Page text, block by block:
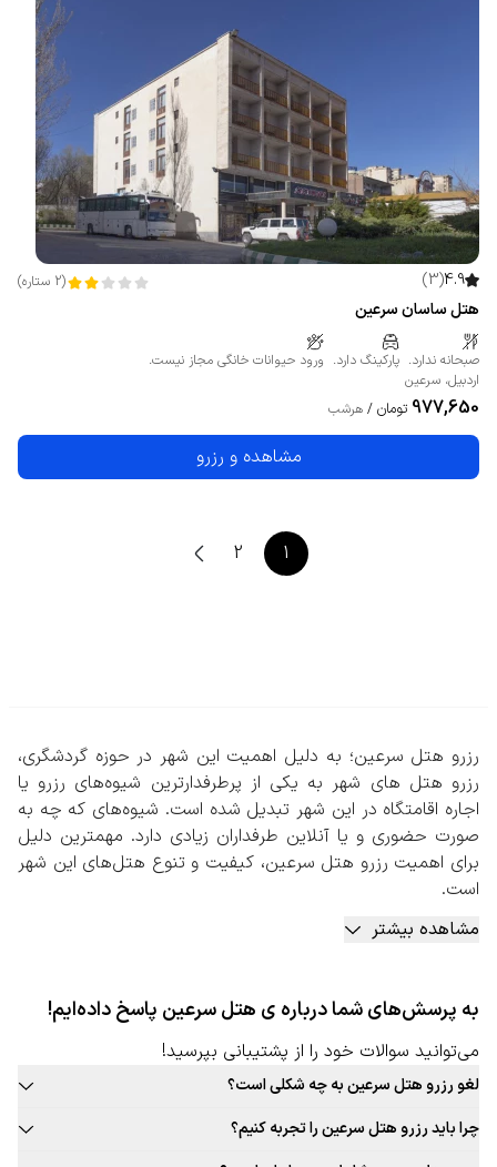
4.9
(
3
)
(
2 ستاره)
هتل ساسان سرعین
صبحانه ندارد. پارکینگ دارد. ورود حیوانات خانگی مجاز نیست.
اردبیل، سرعین
977,650 تومان / هرشب
مشاهده و رزرو
1
2
رزرو هتل سرعین؛ به دلیل اهمیت این شهر در حوزه گردشگری،
رزرو هتل های شهر به یکی از پرطرفدارترین شیوه‌های رزرو یا
اجاره اقامتگاه در این شهر تبدیل شده است. شیوه‌های که چه به
صورت حضوری و یا آنلاین طرفداران زیادی دارد. مهمترین دلیل
برای اهمیت رزرو هتل سرعین، کیفیت و تنوع هتل‌های این شهر
است.
هتل‌های این منطقه علاوه بر اینکه طبق قوانین معتبر صنعت
هتلداری تنوع زیادی دارند، در خصوص تعداد ستاره‌ها و امکانات
برای انتخاب بهترین اقامتگاه باز می‌گذارد.
تنوع هتل‌های این شهر به اینجا ختم نمی‌شود. در موارد متعدد
شما با کمی صرف زمان و جستجو می‌توانید هتل‌هایی را پیدا
کنید که تعداد ستاره کمی دارند، اما نسبت به هتل‌های پرستاره
خدمات بهتر و با کیفیت‌تری ارائه می‌کنند. همچنین هتل‌های
این شهر با در نظر گرفتن شرایط مسافرین بهترین گزینه‌های
مشاهده بیشتر
به پرسش‌های شما درباره ی هتل سرعین پاسخ داده‌ایم!
می‌توانید سوالات خود را از پشتیبانی بپرسید!
لغو رزرو هتل سرعین به چه شکلی است؟
قوانین لغو رزرو هتل این شهر به صورت ثابت برای تمامی هتل قابل ارائه
نیست. حتما در زمان رزرو هتل مورد نظر خود به قوانین لغو توجه کنید.
چرا باید رزرو هتل سرعین را تجربه کنیم؟
بافت سنتی و جذاب این شهر، غذاهای محلی و بومی جذاب، فرهنگ غنی،